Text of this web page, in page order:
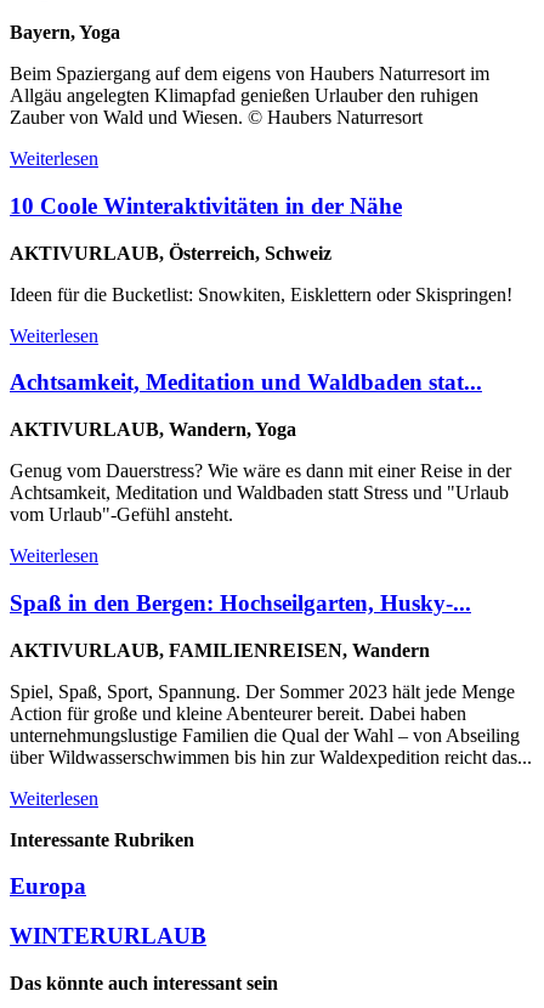
Bayern, Yoga
Beim Spaziergang auf dem eigens von Haubers Naturresort im
Allgäu angelegten Klimapfad genießen Urlauber den ruhigen
Zauber von Wald und Wiesen. © Haubers Naturresort
Weiterlesen
10 Coole Winteraktivitäten in der Nähe
AKTIVURLAUB, Österreich, Schweiz
Ideen für die Bucketlist: Snowkiten, Eisklettern oder Skispringen!
Weiterlesen
Achtsamkeit, Meditation und Waldbaden stat...
AKTIVURLAUB, Wandern, Yoga
Genug vom Dauerstress? Wie wäre es dann mit einer Reise in der
Achtsamkeit, Meditation und Waldbaden statt Stress und "Urlaub
vom Urlaub"-Gefühl ansteht.
Weiterlesen
Spaß in den Bergen: Hochseilgarten, Husky-...
AKTIVURLAUB, FAMILIENREISEN, Wandern
Spiel, Spaß, Sport, Spannung. Der Sommer 2023 hält jede Menge
Action für große und kleine Abenteurer bereit. Dabei haben
unternehmungslustige Familien die Qual der Wahl – von Abseiling
über Wildwasserschwimmen bis hin zur Waldexpedition reicht das...
Weiterlesen
Interessante Rubriken
Europa
WINTERURLAUB
Das könnte auch interessant sein